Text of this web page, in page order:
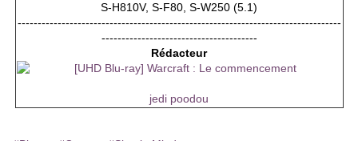
S-H810V, S-F80, S-W250 (5.1)
---------------------------------------------------------------------------------
---------------------------------------
Rédacteur
jedi poodou